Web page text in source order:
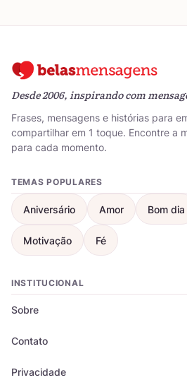
Desde 2006, inspirando com
Frases, mensagens e histórias para
compartilhar em 1 toque. Encontre a
para cada momento.
TEMAS POPULARES
Aniversário Amor Bom dia
Motivação Fé
INSTITUCIONAL
Sobre
Contato
Privacidade